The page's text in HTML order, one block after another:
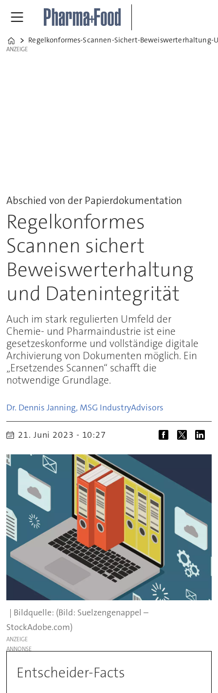
Home
Regelkonformes-Scannen-Sichert-
ANZEIGE
ANZEIGE
Abschied von der Papierdokumentation
Regelkonformes
Scannen sichert
Beweiswerterhaltung
und Datenintegrität
Auch im stark regulierten Umfeld der
Chemie- und Pharmaindustrie ist eine
gesetzeskonforme und vollständige digitale
Archivierung von Dokumenten möglich. Ein
„Ersetzendes Scannen“ schafft die
notwendige Grundlage.
Dr. Dennis Janning, MSG IndustryAdvisors
21. Juni 2023 - 10:27
(Bild: Suelzengenappel –
StockAdobe.com)
ANZEIGE
Entscheider-Facts